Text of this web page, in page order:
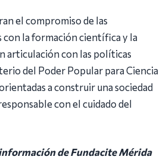
el compromiso de las
con la formación científica y la
articulación con las políticas
del Poder Popular para Ciencia
a construir una sociedad
con el cuidado del
de Fundacite Mérida